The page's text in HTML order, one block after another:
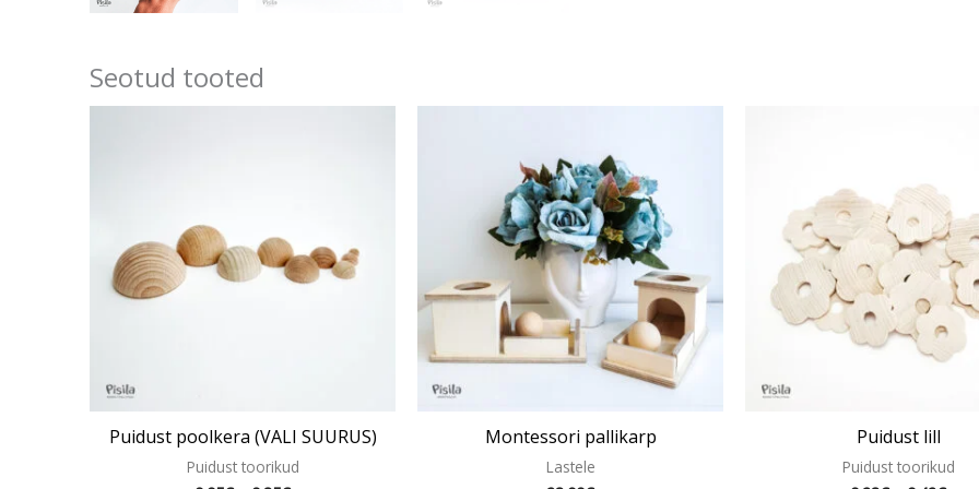
Seotud tooted
Puidust poolkera (VALI SUURUS)
Puidust toorikud
saab
teha
Montessori pallikarp
Lastele
Puidust lill
Puidust toorikud